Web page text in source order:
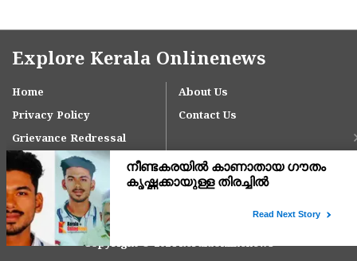
Explore Kerala Onlinenews
Home
About Us
Privacy Policy
Contact Us
Grievance Redressal
Copyright © 2024 keralaonlinenews